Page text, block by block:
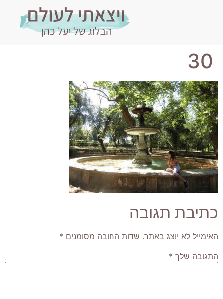
30
כתיבת תגובה
האימייל לא יוצג באתר. שדות החובה מסומנים *
התגובה שלך *